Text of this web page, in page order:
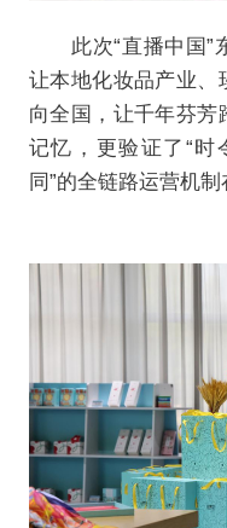
此次“直播中国”
让本地化妆品产业、
向全国，让千年芬芳
记忆，更验证了“
同”的全链路运营机